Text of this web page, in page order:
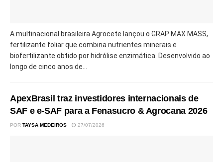
A multinacional brasileira Agrocete lançou o GRAP MAX MASS,
fertilizante foliar que combina nutrientes minerais e
biofertilizante obtido por hidrólise enzimática. Desenvolvido ao
longo de cinco anos de...
ApexBrasil traz investidores internacionais de
SAF e e-SAF para a Fenasucro & Agrocana 2026
POR TAYSA MEDEIROS 27/07/2026